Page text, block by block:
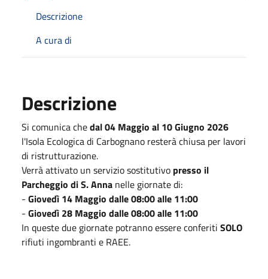
Descrizione
A cura di
Descrizione
Si comunica chedal 04 Maggio al 10 Giugno 2026
l'Isola Ecologica di Carbognano resterà chiusa per lavori
di ristrutturazione.
Verrà attivato un servizio sostitutivo presso il
Parcheggio di S. Anna nelle giornate di:
- Giovedì 14 Maggio dalle 08:00 alle 11:00
- Giovedì 28 Maggio dalle 08:00 alle 11:00
In queste due giornate potranno essere conferiti SOLO
rifiuti ingombranti e RAEE.